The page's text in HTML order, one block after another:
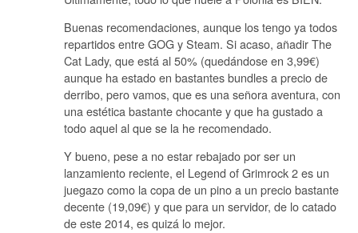
Buenas recomendaciones, aunque los tengo ya todos
repartidos entre GOG y Steam. Si acaso, añadir The
Cat Lady, que está al 50% (quedándose en 3,99€)
aunque ha estado en bastantes bundles a precio de
derribo, pero vamos, que es una señora aventura, con
una estética bastante chocante y que ha gustado a
todo aquel al que se la he recomendado.
Y bueno, pese a no estar rebajado por ser un
lanzamiento reciente, el Legend of Grimrock 2 es un
juegazo como la copa de un pino a un precio bastante
decente (19,09€) y que para un servidor, de lo catado
de este 2014, es quizá lo mejor.